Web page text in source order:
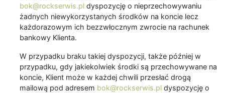
bok@rockserwis.pl dyspozycję o nieprzechowywaniu
żadnych niewykorzystanych środków na koncie lecz
każdorazowym ich bezzwłocznym zwrocie na rachunek
bankowy Klienta.
W przypadku braku takiej dyspozycji, także później w
przypadku, gdy jakiekolwiek środki są przechowywane na
koncie, Klient może w każdej chwili przesłać drogą
mailową pod adresem bok@rockserwis.pl dyspozycję o